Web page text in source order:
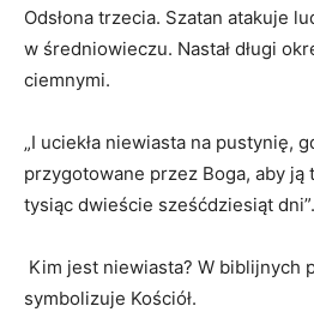
Odsłona trzecia. Szatan atakuje
w średniowieczu. Nastał długi
ciemnymi.
„I uciekła niewiasta na pustynię,
przygotowane przez Boga, aby ją
tysiąc dwieście sześćdziesiąt dni”.
Kim jest niewiasta? W biblijnych
symbolizuje Kościół.